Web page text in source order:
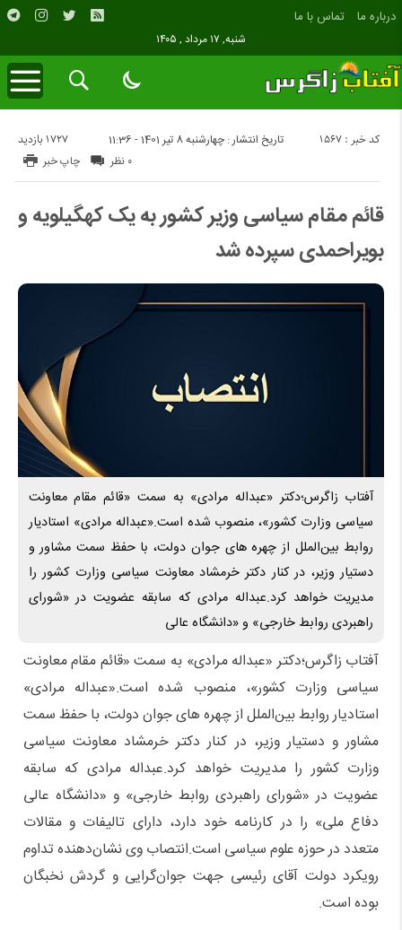
درباره ما تماس با ما
شنبه, ۱۷ مرداد , ۱۴۰۵
تاریخ انتشار : چهارشنبه 8 تیر 1401 - 11:36 1727 بازدید کد خبر : 1567
چاپ خبر ۰ نظر
قائم مقام سیاسی وزیر کشور به یک کهگیلویه و
بویراحمدی سپرده شد
آفتاب زاگرس؛دکتر «عبداله مرادی» به سمت «قائم مقام معاونت
سیاسی وزارت کشور»، منصوب شده است.«عبداله مرادی» استادیار
روابط بین‌الملل از چهره های جوان دولت، با حفظ سمت مشاور و
دستیار وزیر، در کنار دکتر خرمشاد معاونت سیاسی وزارت کشور را
مدیریت خواهد کرد.عبداله مرادی که سابقه عضویت در «شورای
راهبردی روابط خارجی» و «دانشگاه عالی
آفتاب زاگرس؛دکتر «عبداله مرادی» به سمت «قائم مقام معاونت
سیاسی وزارت کشور»، منصوب شده است.«عبداله مرادی»
استادیار روابط بین‌الملل از چهره های جوان دولت، با حفظ سمت
مشاور و دستیار وزیر، در کنار دکتر خرمشاد معاونت سیاسی
وزارت کشور را مدیریت خواهد کرد.عبداله مرادی که سابقه
عضویت در «شورای راهبردی روابط خارجی» و «دانشگاه عالی
دفاع ملی» را در کارنامه خود دارد، دارای تالیفات و مقالات
متعدد در حوزه علوم سیاسی است.انتصاب وی نشان‌دهنده تداوم
رویکرد دولت آقای رئیسی جهت جوان‌گرایی و گردش نخبگان
بوده است.